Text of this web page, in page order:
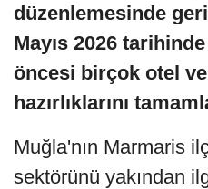
düzenlemesinde
Mayıs 2026
öncesi birçok otel
hazırlıklarını
Muğla'nın Marmaris
sektörünü yakından